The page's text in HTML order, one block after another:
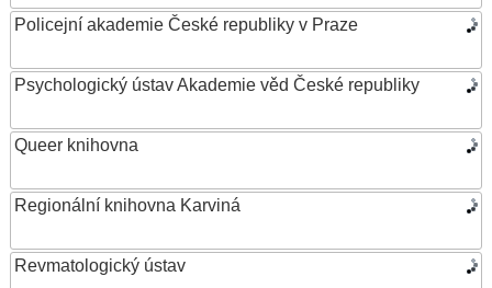
Policejní akademie České republiky v Praze
Psychologický ústav Akademie věd České republiky
Queer knihovna
Regionální knihovna Karviná
Revmatologický ústav